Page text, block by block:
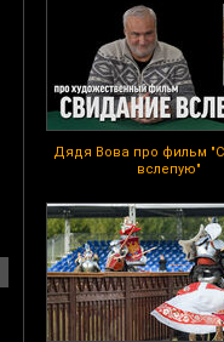
Дядя Вова про фильм
вслепую"